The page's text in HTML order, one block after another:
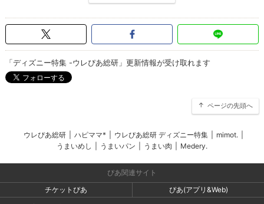
「ディズニー特集 -ウレぴあ総研」更新情報が受け取れます
ページの先頭へ
ウレぴあ総研 ハピママ* ウレぴあ総研 ディズニー特集 mimot.
うまいめし
うまいパン うまい肉 Medery.
ぴあ関連サイト
チケットぴあ
ぴあ(アプリ&Web)